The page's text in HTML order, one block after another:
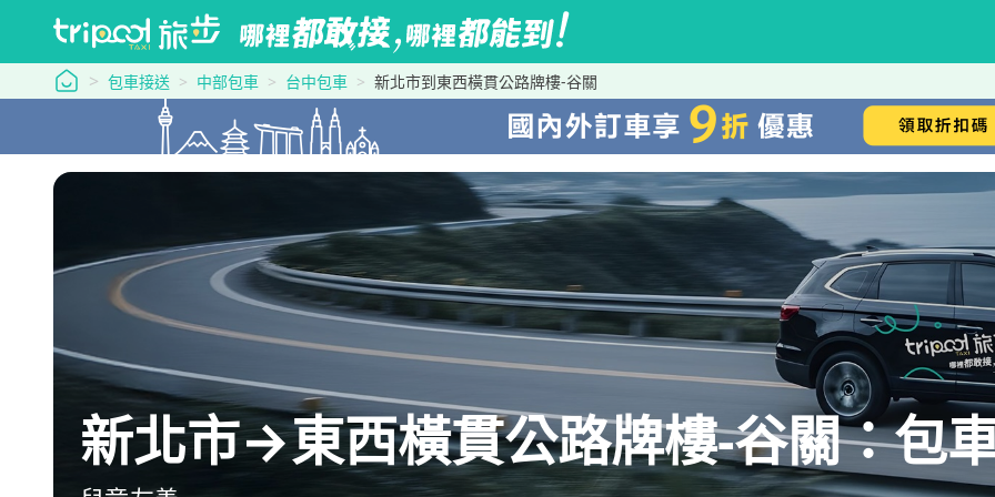
tripool 旅步
包車接送 中部包車 台中包車 新北市到東西橫貫公路牌樓-谷關
新北市→東西橫貫公路牌樓-谷關：包